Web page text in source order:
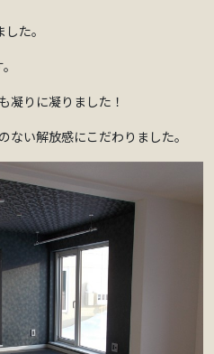
た。
凝りに凝りました！
ない解放感にこだわりました。